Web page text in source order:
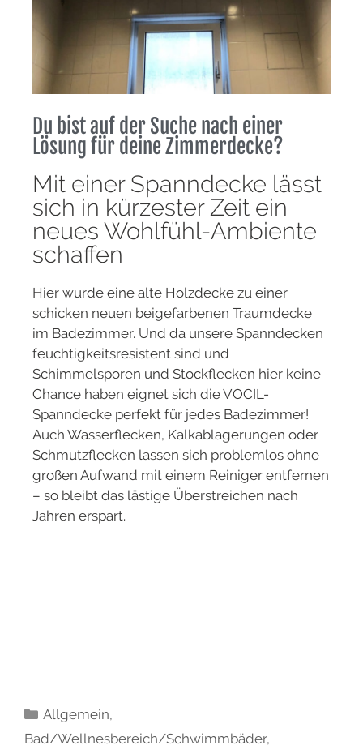
Du bist auf der Suche nach einer
Lösung für deine Zimmerdecke?
Mit einer Spanndecke lässt
sich in kürzester Zeit ein
neues Wohlfühl-Ambiente
schaffen
Hier wurde eine alte Holzdecke zu einer
schicken neuen beigefarbenen Traumdecke
im Badezimmer. Und da unsere Spanndecken
feuchtigkeitsresistent sind und
Schimmelsporen und Stockflecken hier keine
Chance haben eignet sich die VOCIL-
Spanndecke perfekt für jedes Badezimmer!
Auch Wasserflecken, Kalkablagerungen oder
Schmutzflecken lassen sich problemlos ohne
großen Aufwand mit einem Reiniger entfernen
– so bleibt das lästige Überstreichen nach
Jahren erspart.
Allgemein,
Bad/Wellnesbereich/Schwimmbäder,